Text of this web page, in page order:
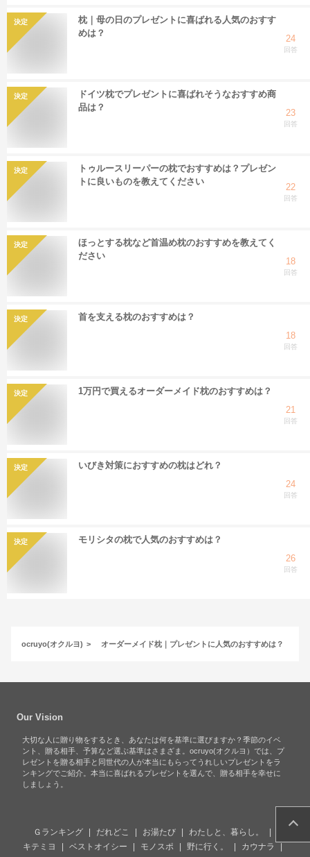
決定
枕｜母の日のプレゼントに喜ばれる人気のおすす
めは？
24
回答
決定
ドイツ枕でプレゼントに喜ばれそうなおすすめ商
品は？
23
回答
決定
トゥルースリーパーの枕でおすすめは？プレゼン
トに良いものを教えてください
22
回答
決定
ほっとする枕など首温め枕のおすすめを教えてく
ださい
18
回答
決定
首を支える枕のおすすめは？
18
回答
決定
1万円で買えるオーダーメイド枕のおすすめは？
21
回答
決定
いびき対策におすすめの枕はどれ？
24
回答
決定
モリシタの枕で人気のおすすめは？
26
回答
ocruyo(オクルヨ) オーダーメイド枕｜プレゼントに人気のおすすめは？
Our Vision
大切な人に贈り物をするとき、あなたは何を基準に選びますか？季節のイベ
ント、贈る相手、予算など選ぶ基準はさまざま。ocruyo(オクルヨ）では、プ
レゼントを贈る相手と同世代の人が本当にもらってうれしいプレゼントをラ
ンキングでご紹介。本当に喜ばれるプレゼントを選んで、贈る相手を幸せに
しましょう。
Ｇランキング だれどこ お湯たび
わたしと、暮らし。
キテミヨ
ベストオイシー モノスポ 野に行く。
カウナラ